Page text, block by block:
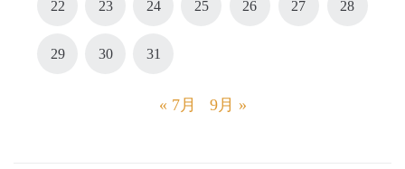
22 23 24 25 26 27 28
29 30 31
« 7月 9月 »